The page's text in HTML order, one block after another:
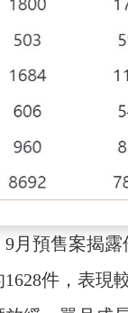
月預售案揭
1628件，表現